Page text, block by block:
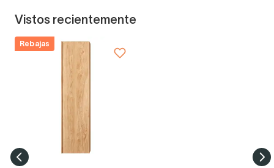
Vistos recientemente
Rebajas